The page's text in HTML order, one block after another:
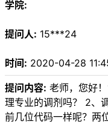
学院:
提问人: 15***24
时间: 2020-04-28
提问内容: 老师，您好
理专业的调剂吗？ 2、
前几位代码一样呢？两